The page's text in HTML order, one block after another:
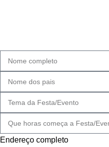
Endereço completo